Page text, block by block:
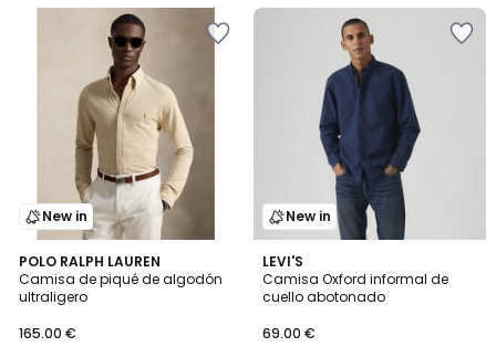
New in
POLO RALPH LAUREN
Camisa de piqué de algodón
ultraligero
165.00 €
5
/
5
2
Colores
New in
LEVI'S
Camisa Oxford informal de
cuello abotonado
69.00 €